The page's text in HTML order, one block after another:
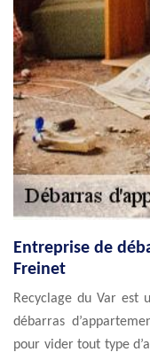
Entreprise de
Freinet
Recyclage du Var est
débarras
pour vider tout type